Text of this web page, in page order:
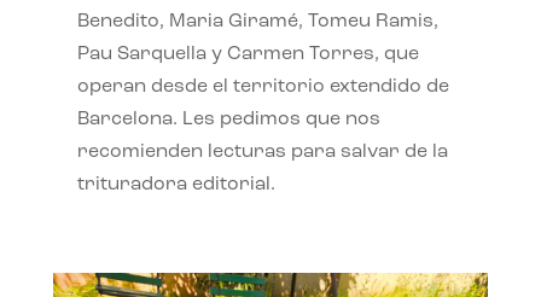
Benedito, Maria Giramé, Tomeu Ramis,
Pau Sarquella y Carmen Torres, que
operan desde el territorio extendido de
Barcelona. Les pedimos que nos
recomienden lecturas para salvar de la
trituradora editorial.